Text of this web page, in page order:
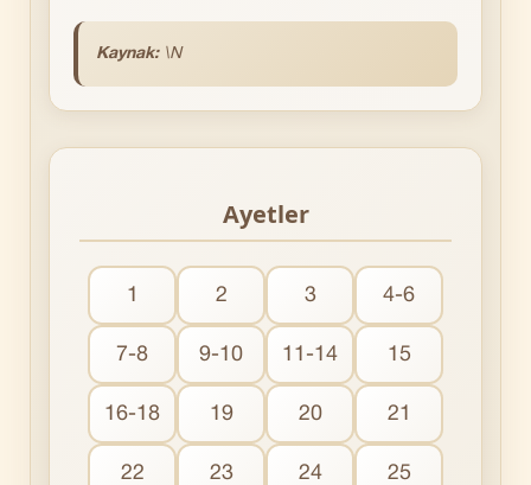
Kaynak: \N
Ayetler
1 2 3 4-6
7-8 9-10 11-14 15
16-18 19 20 21
22 23 24 25